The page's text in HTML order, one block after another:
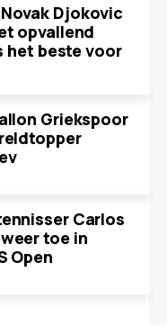
Djokovic
opvallend
het beste voor
Griekspoor
Carlos
toe in
Open